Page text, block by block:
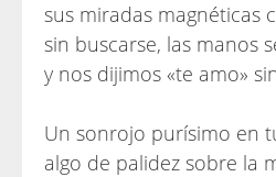
sus miradas magnéticas
sin buscarse, las manos
y nos dijimos «te amo»
Un sonrojo purísimo en
algo de palidez sobre la